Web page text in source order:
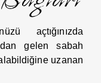
açtığınızda
gelen sabah
uzanan